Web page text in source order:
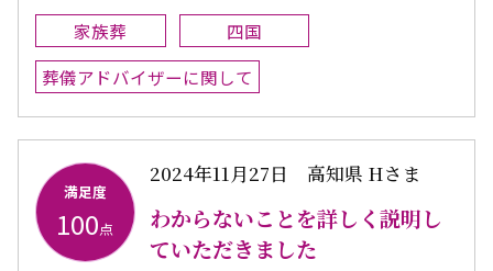
家族葬
四国
葬儀アドバイザーに関して
満足度
100点
2024年11月27日 高知県 Hさま
わからないことを詳しく説明し
ていただきました